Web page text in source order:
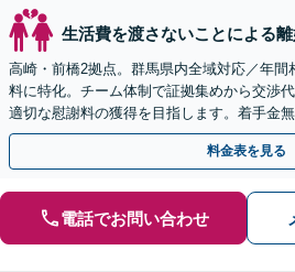
生活費を渡さないことによる
高崎・前橋2拠点。群馬県内全域対応／年間
料に特化。チーム体制で証拠集めから交渉
適切な慰謝料の獲得を目指します。着手金
料の相談は何度でも無料・電話/WEB可】
料金表を見る
電話でお問い合わせ